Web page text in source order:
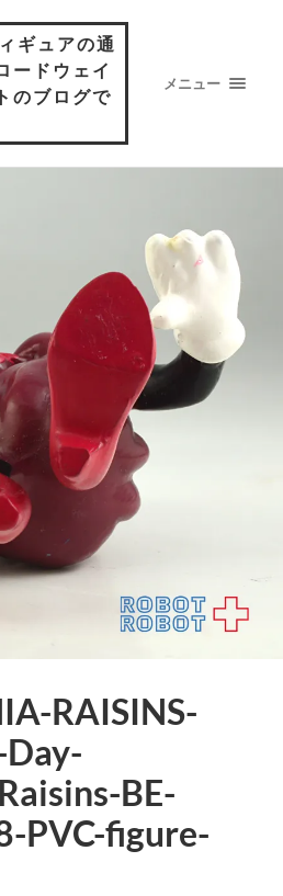
ギュアの通
ードウェイ
のブログで
メニュー
RAISINS-
BE-
PVC-figure-